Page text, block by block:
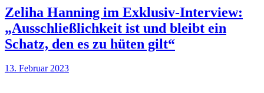
Zeliha Hanning im Exklusiv-Interview:
„Ausschließlichkeit ist und bleibt ein
Schatz, den es zu hüten gilt“
13. Februar 2023